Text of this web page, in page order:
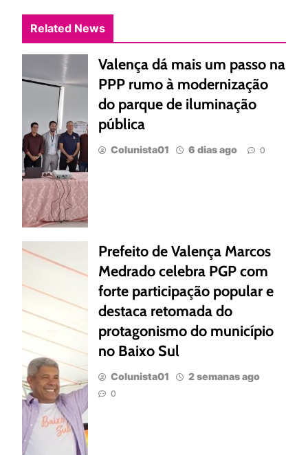
Related News
Valença dá mais um passo na
PPP rumo à modernização
do parque de iluminação
pública
Colunista01 6 dias ago 0
Prefeito de Valença Marcos
Medrado celebra PGP com
forte participação popular e
destaca retomada do
protagonismo do município
no Baixo Sul
Colunista01 2 semanas ago
0